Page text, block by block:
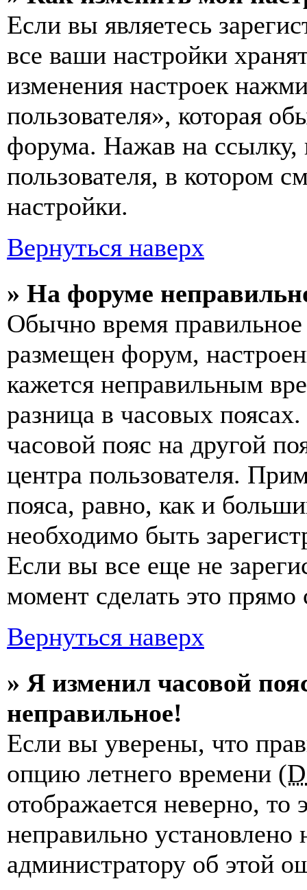
Если вы являетесь
все ваши настройки
изменения настроек
пользователя», которая
форума. Нажав на ссылку,
пользователя, в котором
настройки.
Вернуться наверх
» На форуме
Обычно время
размещен форум,
кажется неправильным
разница в часовых
часовой пояс на другой
центра пользователя.
пояса, равно, как и
необходимо быть
Если вы все еще не
момент сделать это прямо
Вернуться наверх
» Я изменил часовой
неправильное!
Если вы уверены, что
опцию летнего времени (
отображается неверно, то
неправильно
администратору об этой